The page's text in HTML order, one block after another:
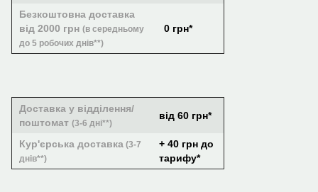
Безкоштовна доставка
від 2000 грн (в середньому
до 5 робочих днів**)
0 грн*
Доставка у відділення/
поштомат (3-6 дні**)
від 60 грн*
Кур'єрська доставка (3-7
днів**)
+ 40 грн до
тарифу*